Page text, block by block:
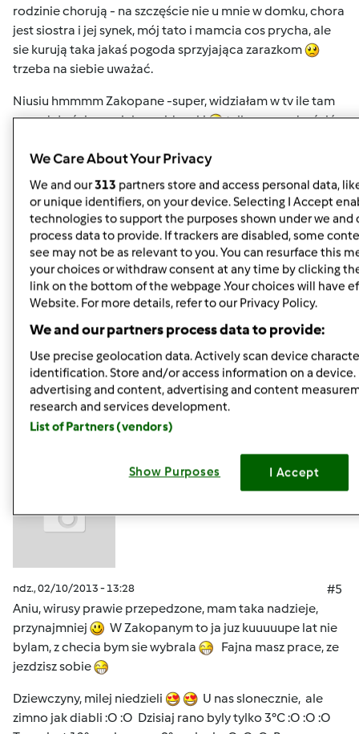
rodzinie chorują - na szczęście nie u mnie w domku, chora
jest siostra i jej synek, mój tato i mamcia cos prycha, ale
sie kurują taka jakaś pogoda sprzyjająca zarazkom
trzeba na siebie uważać.
Niusiu hmmmm Zakopane -super, widziałam w tv ile tam
napadało śniegu, piękne widoczki
tylko pozazdrościć
Haniu cieszę się, ze racuszki smakowały
lubimy, hmmm a czego my nie lubimy
wiem wątróbki
nie lubimy i flaczków
a tak to wszystko
niestety
hihihi
Miłego wekendu moje kochane TM-maniaczki
buziole
Góra strony
Zalogujlub zarejestruj sięaby dodawać
komentarze
Anonim
ndz., 02/10/2013 - 13:28
#5
Aniu, wirusy prawie przepedzone, mam taka nadzieje,
przynajmniej
W Zakopanym to ja juz kuuuuupe lat nie
bylam, z checia bym sie wybrala
Fajna masz prace, ze
jezdzisz sobie
Dziewczyny, milej niedzieli
U nas slonecznie, ale
zimno jak diabli :O :O Dzisiaj rano byly tylko 3°C :O :O :O
We Care About Your Privacy
We and our313 partners store and access personal data,
or unique identifiers, on your device. Selecting I Accept
technologies to support the purposes shown under we and
process data to provide. If trackers are disabled, some
see may not be as relevant to you. You can resurface this
your choices or withdraw consent at any time by clicking
link on the bottom of the webpage .Your choices will have
Website. For more details, refer to our Privacy Policy.
We and our partners process data to provide:
Use precise geolocation data. Actively scan device
identification. Store and/or access information on a device.
advertising and content, advertising and content
research and services development.
List of Partners (vendors)
Show Purposes I Accept